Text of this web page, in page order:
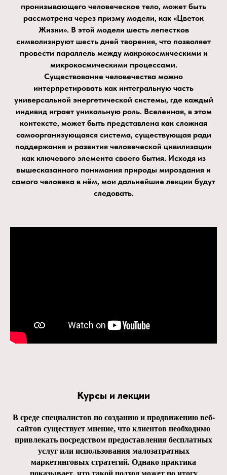
пронизывающего человеческое тело, может быть
рассмотрена через призму модели, как «Цветок
Жизни». В этой модели шесть лепестков
символизируют шесть дней творения, что позволяет
провести параллель между макрокосмическими и
микрокосмическими процессами.
Существование человечества можно
интерпретировать как интегральную часть
универсальной энергетической системы, где каждый
индивид играет уникальную роль. Вселенная, в этом
контексте, может быть представлена как сложная
самоорганизующаяся система, существующая ради
поддержания и развития человеческой цивилизации
как ключевого элемента своего бытия. Исходя из
вышесказанного понимания природы мироздания и
самого человека в нём, мои дальнейшие лекции будут
следовать.
Курсы и лекции
В среде специалистов по созданию и продвижению веб-
сайтов существует мнение, что клиентов необходимо
привлекать посредством предоставления бесплатных
услуг или использования малозатратных
маркетинговых стратегий. Однако практика